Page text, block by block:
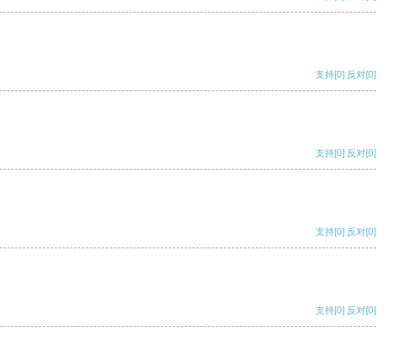
支持[0] 反对[0]
支持[0] 反对[0]
支持[0] 反对[0]
支持[0] 反对[0]